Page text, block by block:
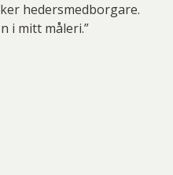
hedersmedborgare.
i mitt måleri.”